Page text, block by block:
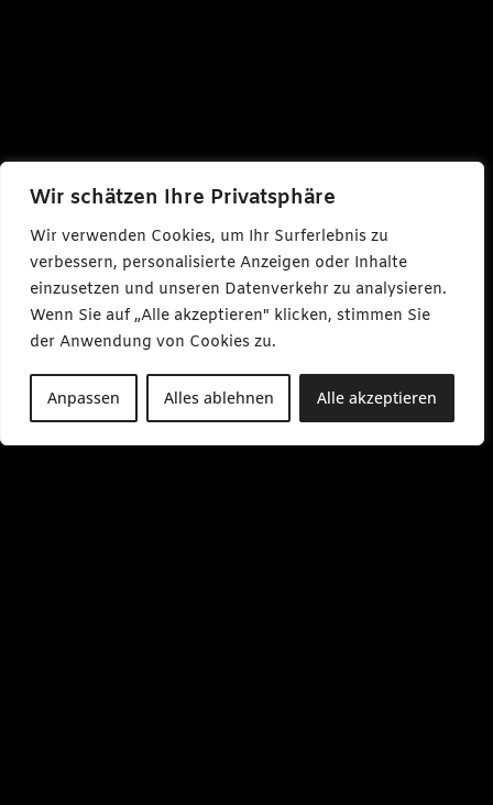
Wir schätzen Ihre Privatsphäre
Wir verwenden Cookies, um Ihr Surferlebnis zu
verbessern, personalisierte Anzeigen oder Inhalte
einzusetzen und unseren Datenverkehr zu analysieren.
Wenn Sie auf „Alle akzeptieren" klicken, stimmen Sie
der Anwendung von Cookies zu.
Anpassen Alles ablehnen Alle akzeptieren